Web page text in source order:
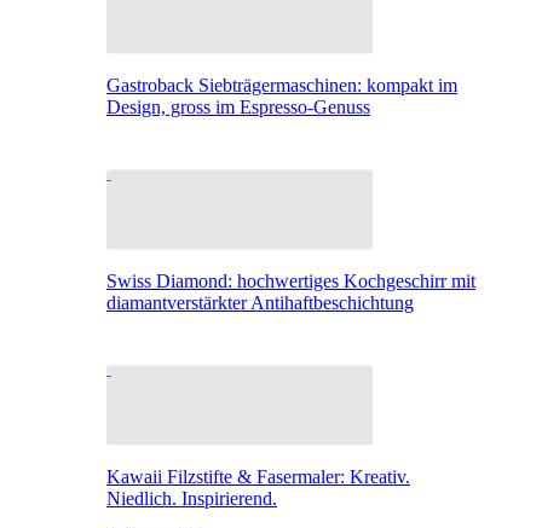
Gastroback Siebträgermaschinen: kompakt im
Design, gross im Espresso-Genuss
Swiss Diamond: hochwertiges Kochgeschirr mit
diamantverstärkter Antihaftbeschichtung
Kawaii Filzstifte & Fasermaler: Kreativ.
Niedlich. Inspirierend.